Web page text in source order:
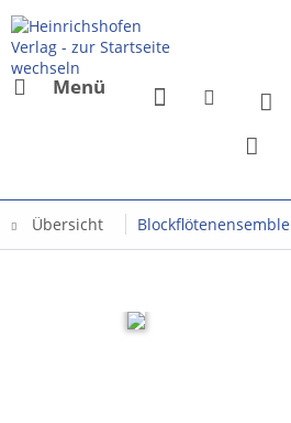
Menü
Übersicht Blockflötenensemble